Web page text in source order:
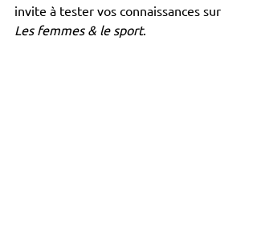
invite à tester vos connaissances sur
Les femmes & le sport.